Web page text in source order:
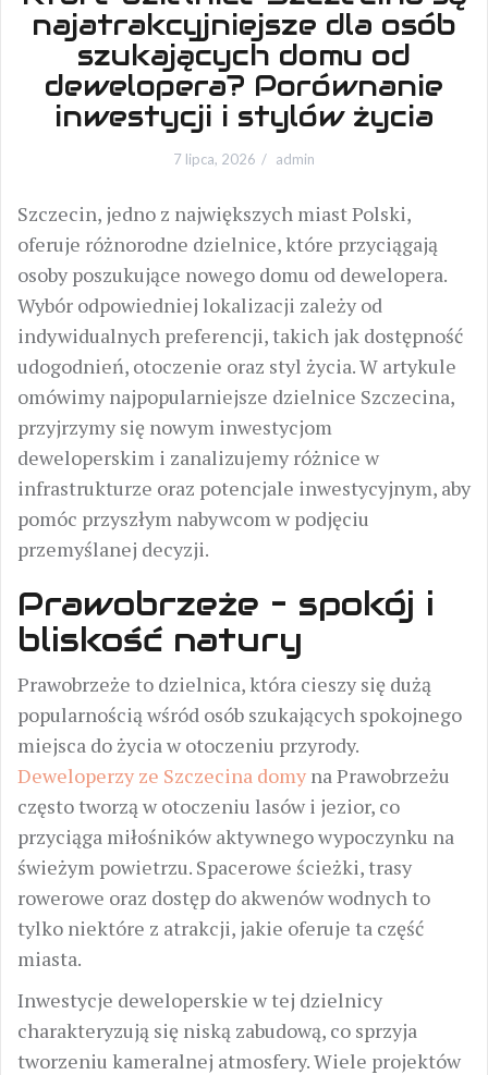
najatrakcyjniejsze dla osób
szukających domu od
dewelopera? Porównanie
inwestycji i stylów życia
7 lipca, 2026 admin
Szczecin, jedno z największych miast Polski,
oferuje różnorodne dzielnice, które przyciągają
osoby poszukujące nowego domu od dewelopera.
Wybór odpowiedniej lokalizacji zależy od
indywidualnych preferencji, takich jak dostępność
udogodnień, otoczenie oraz styl życia. W artykule
omówimy najpopularniejsze dzielnice Szczecina,
przyjrzymy się nowym inwestycjom
deweloperskim i zanalizujemy różnice w
infrastrukturze oraz potencjale inwestycyjnym, aby
pomóc przyszłym nabywcom w podjęciu
przemyślanej decyzji.
Prawobrzeże – spokój i
bliskość natury
Prawobrzeże to dzielnica, która cieszy się dużą
popularnością wśród osób szukających spokojnego
miejsca do życia w otoczeniu przyrody.
Deweloperzy ze Szczecina domy na Prawobrzeżu
często tworzą w otoczeniu lasów i jezior, co
przyciąga miłośników aktywnego wypoczynku na
świeżym powietrzu. Spacerowe ścieżki, trasy
rowerowe oraz dostęp do akwenów wodnych to
tylko niektóre z atrakcji, jakie oferuje ta część
miasta.
Inwestycje deweloperskie w tej dzielnicy
charakteryzują się niską zabudową, co sprzyja
tworzeniu kameralnej atmosfery. Wiele projektów